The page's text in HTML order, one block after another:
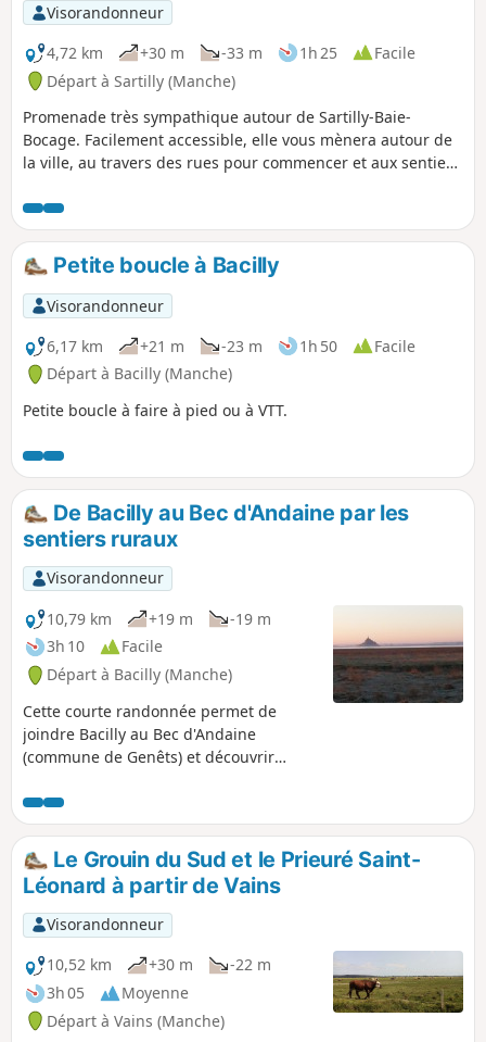
Visorandonneur
4,72 km
+30 m -33 m 1h 25
Facile
Départ à Sartilly (Manche)
Promenade très sympathique autour de Sartilly-Baie-
Bocage. Facilement accessible, elle vous mènera autour de
la ville, au travers des rues pour commencer et aux sentiers
nombreux chevaux.
Petite boucle à Bacilly
Visorandonneur
6,17 km
+21 m -23 m 1h 50
Facile
Départ à Bacilly (Manche)
Petite boucle à faire à pied ou à VTT.
De Bacilly au Bec d'Andaine par les
sentiers ruraux
Visorandonneur
10,79 km
+19 m
-19 m
3h 10
Facile
Départ à Bacilly (Manche)
Cette courte randonnée permet de
joindre Bacilly au Bec d'Andaine
(commune de Genêts) et découvrir
Michel sur les grèves et les herbus.
L'idéal est de la pratiquer le matin au
lever du soleil sur la baie ou le soir au
coucher du soleil.
Le Grouin du Sud et le Prieuré Saint-
Léonard à partir de Vains
Visorandonneur
10,52 km
+30 m
-22 m
3h 05
Moyenne
Départ à Vains (Manche)